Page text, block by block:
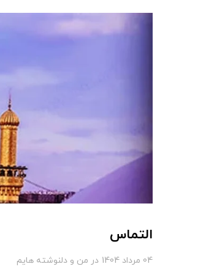
التماس
04 مرداد 1404 در من و دلنوشته هایم